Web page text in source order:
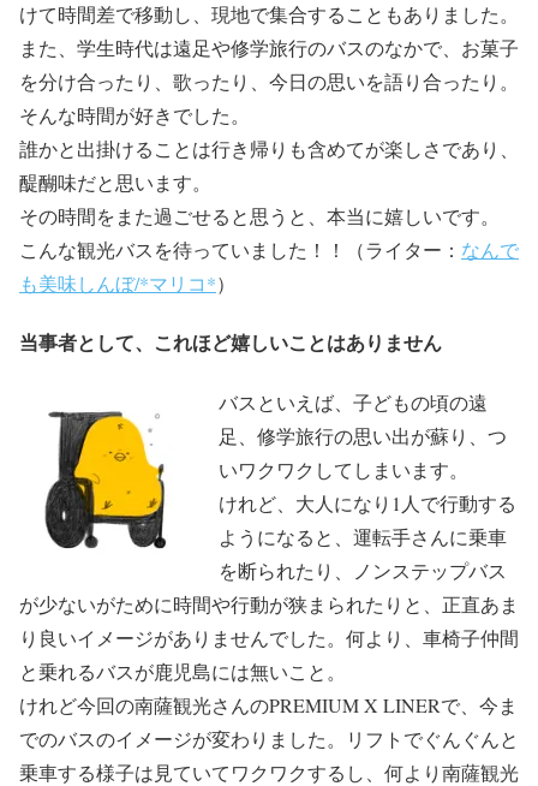
けて時間差で移動し、現地で集合することもありました。
また、学生時代は遠足や修学旅行のバスのなかで、お菓子
を分け合ったり、歌ったり、今日の思いを語り合ったり。
そんな時間が好きでした。
誰かと出掛けることは行き帰りも含めてが楽しさであり、
醍醐味だと思います。
その時間をまた過ごせると思うと、本当に嬉しいです。
こんな観光バスを待っていました！！（ライター： なんで
も美味しんぼ/*マリコ*）
当事者として、これほど嬉しいことはありません
バスといえば、子どもの頃の遠
足、修学旅行の思い出が蘇り、つ
いワクワクしてしまいます。
けれど、大人になり1人で行動する
ようになると、運転手さんに乗車
を断られたり、ノンステップバス
が少ないがために時間や行動が狭まられたりと、正直あま
り良いイメージがありませんでした。何より、車椅子仲間
と乗れるバスが鹿児島には無いこと。
けれど今回の南薩観光さんのPREMIUM X LINERで、今ま
でのバスのイメージが変わりました。リフトでぐんぐんと
乗車する様子は見ていてワクワクするし、何より南薩観光